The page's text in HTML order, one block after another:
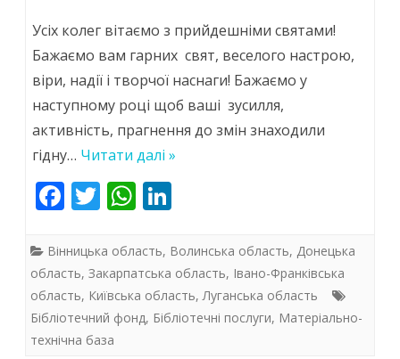
збудеться
все,
про
мріє
Усіх колег вітаємо з прийдешніми святами!
Бажаємо вам гарних свят, веселого настрою,
віри, надії і творчої наснаги! Бажаємо у
наступному році щоб ваші зусилля,
активність, прагнення до змін знаходили
гідну… Читати далі »
F
e
b
o
o
T
itt
er
W
at
s
A
p
k
e
dI
Вінницька область, Волинська область, Донецька
область, Закарпатська область, Івано-Франківська
область, Київська область,Луганська область
Бібліотечний фонд, Бібліотечні послуги, Матеріально-
технічна база